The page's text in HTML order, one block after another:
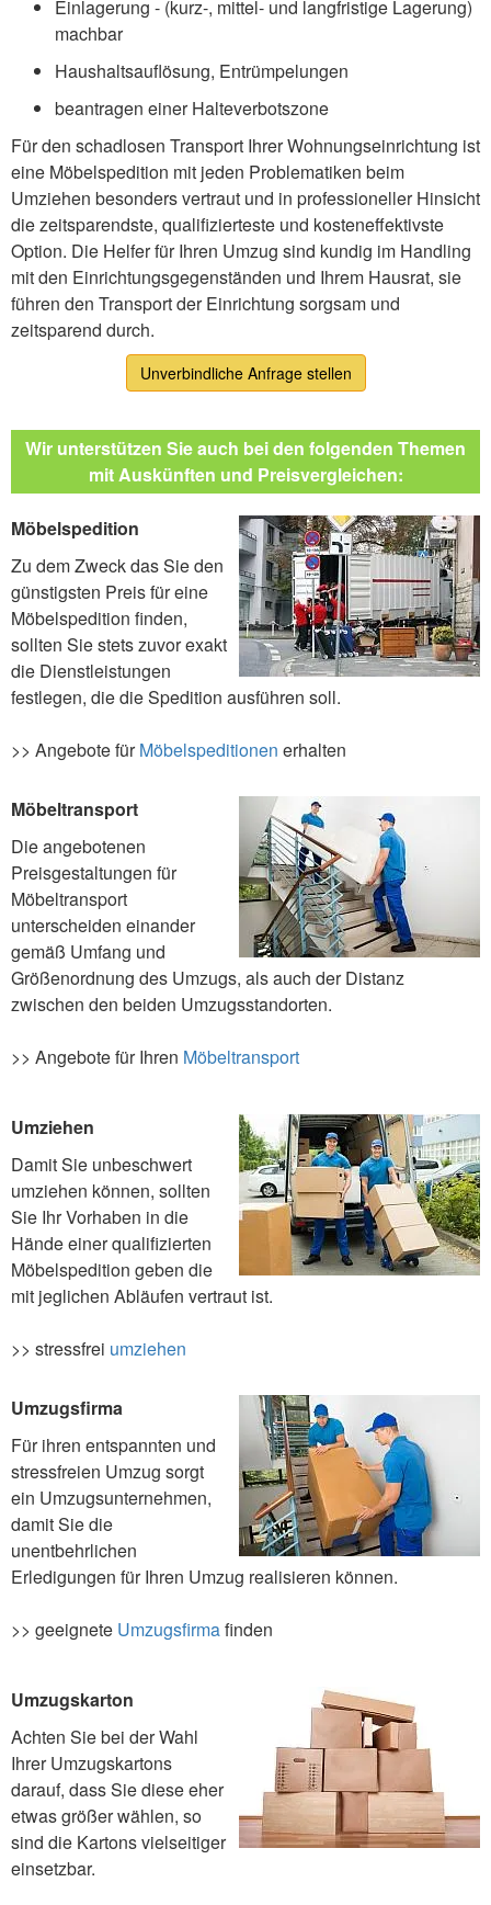
Einlagerung - (kurz-, mittel- und langfristige Lagerung)
machbar
Haushaltsauflösung, Entrümpelungen
beantragen einer Halteverbotszone
Für den schadlosen Transport Ihrer Wohnungseinrichtung ist
eine Möbelspedition mit jeden Problematiken beim
Umziehen besonders vertraut und in professioneller Hinsicht
die zeitsparendste, qualifizierteste und kosteneffektivste
Option. Die Helfer für Ihren Umzug sind kundig im Handling
mit den Einrichtungsgegenständen und Ihrem Hausrat, sie
führen den Transport der Einrichtung sorgsam und
zeitsparend durch.
Unverbindliche Anfrage stellen
Wir unterstützen Sie auch bei den folgenden Themen
mit Auskünften und Preisvergleichen:
Möbelspedition
Zu dem Zweck das Sie den
günstigsten Preis für eine
Möbelspedition finden,
sollten Sie stets zuvor exakt
die Dienstleistungen
festlegen, die die Spedition ausführen soll.
>> Angebote fürMöbelspeditionen erhalten
Möbeltransport
Die angebotenen
Preisgestaltungen für
Möbeltransport
unterscheiden einander
gemäß Umfang und
Größenordnung des Umzugs, als auch der Distanz
zwischen den beiden Umzugsstandorten.
>> Angebote für Ihren Möbeltransport
Umziehen
Damit Sie unbeschwert
umziehen können, sollten
Sie Ihr Vorhaben in die
Hände einer qualifizierten
Möbelspedition geben die
mit jeglichen Abläufen vertraut ist.
>> stressfrei umziehen
Umzugsfirma
Für ihren entspannten und
stressfreien Umzug sorgt
ein Umzugsunternehmen,
damit Sie die
unentbehrlichen
Erledigungen für Ihren Umzug realisieren können.
>> geeignete Umzugsfirmafinden
Umzugskarton
Achten Sie bei der Wahl
Ihrer Umzugskartons
darauf, dass Sie diese eher
etwas größer wählen, so
sind die Kartons vielseitiger
einsetzbar.